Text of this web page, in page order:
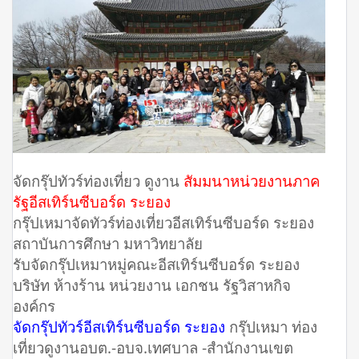
จัดกรุ๊ปทัวร์ท่องเที่ยว ดูงาน สัมมนาหน่วยงานภาค
รัฐอีสเทิร์นซีบอร์ด ระยอง
กรุ๊ปเหมาจัดทัวร์ท่องเที่ยวอีสเทิร์นซีบอร์ด ระยอง
สถาบันการศึกษา มหาวิทยาลัย
รับจัดกรุ๊ปเหมาหมู่คณะอีสเทิร์นซีบอร์ด ระยอง
บริษัท ห้างร้าน หน่วยงาน เอกชน รัฐวิสาหกิจ
องค์กร
จัดกรุ๊ปทัวร์อีสเทิร์นซีบอร์ด ระยอง กรุ๊ปเหมา ท่อง
เที่ยวดูงานอบต.-อบจ.เทศบาล -สำนักงานเขต